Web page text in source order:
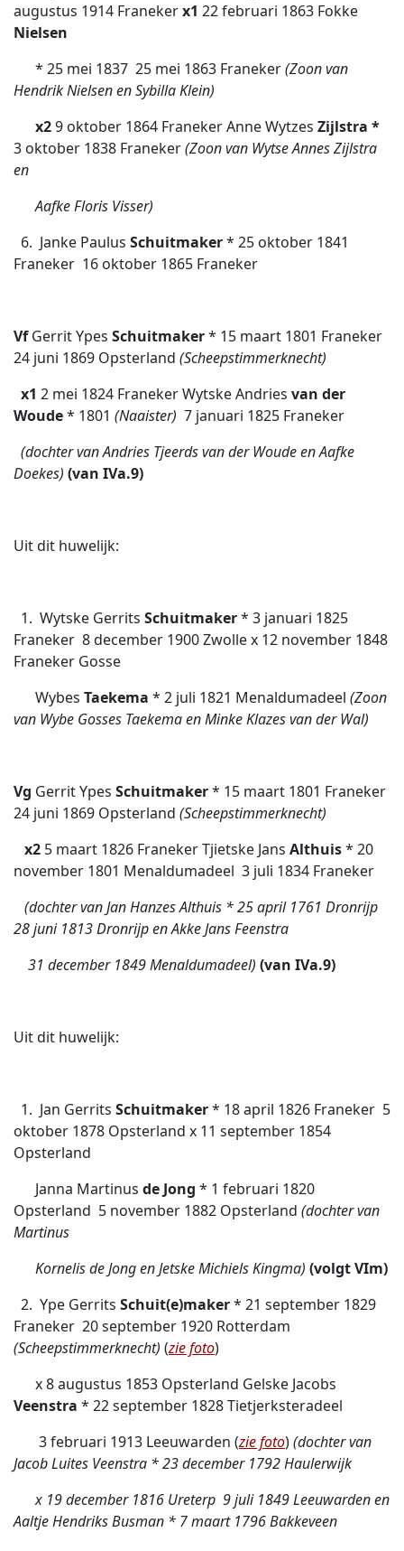
augustus 1914 Franekerx1 22 februari 1863 Fokke
Nielsen
* 25 mei 1837  25 mei 1863 Franeker(Zoon van
Hendrik Nielsen en Sybilla Klein)
x29 oktober 1864 Franeker Anne Wytzes Zijlstra *
3 oktober 1838 Franeker(Zoon van Wytse Annes Zijlstra
en
Aafke Floris Visser)
6. Janke Paulus Schuitmaker* 25 oktober 1841
Franeker  16 oktober 1865 Franeker
VfGerrit Ypes Schuitmaker* 15 maart 1801 Franeker 
24 juni 1869 Opsterland (Scheepstimmerknecht)
x1 2 mei 1824 Franeker Wytske Andries van der
Woude* 1801 (Naaister) 7 januari 1825 Franeker
(dochter van Andries Tjeerds van der Woude en Aafke
Doekes) (van IVa.9)
Uit dit huwelijk:
1. Wytske Gerrits Schuitmaker* 3 januari 1825
Franeker  8 december 1900 Zwolle x 12 november 1848
Franeker Gosse
Wybes Taekema * 2 juli 1821 Menaldumadeel (Zoon
van Wybe Gosses Taekema en Minke Klazes van der Wal)
Vg Gerrit Ypes Schuitmaker* 15 maart 1801 Franeker 
24 juni 1869 Opsterland (Scheepstimmerknecht)
x2 5 maart 1826 Franeker Tjietske Jans Althuis* 20
november 1801 Menaldumadeel  3 juli 1834 Franeker
(dochter van Jan Hanzes Althuis * 25 april 1761 Dronrijp 
28 juni 1813 Dronrijp en Akke Jans Feenstra
 31 december 1849 Menaldumadeel) (van IVa.9)
Uit dit huwelijk:
1. Jan Gerrits Schuitmaker* 18 april 1826 Franeker  5
oktober 1878 Opsterland x 11 september 1854
Opsterland
Janna Martinus de Jong * 1 februari 1820
Opsterland  5 november 1882 Opsterland (dochter van
Martinus
Kornelis de Jong en Jetske Michiels Kingma) (volgt VIm)
2. Ype Gerrits Schuit(e)maker* 21 september 1829
Franeker  20 september 1920 Rotterdam
(Scheepstimmerknecht) (zie foto)
x 8 augustus 1853 Opsterland Gelske Jacobs
Veenstra * 22 september 1828 Tietjerksteradeel
 3 februari 1913 Leeuwarden (zie foto)(dochter van
Jacob Luites Veenstra * 23 december 1792 Haulerwijk
x 19 december 1816 Ureterp  9 juli 1849 Leeuwarden en
Aaltje Hendriks Busman * 7 maart 1796 Bakkeveen